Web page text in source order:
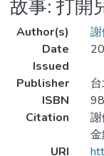
故事: 打開
Author(s)
Date
Issued
Publisher
ISBN
Citation
URI